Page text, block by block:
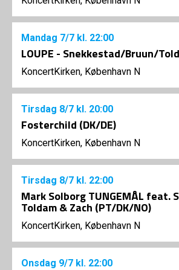
Mandag 7/7 kl. 22:00
LOUPE - Snekkestad/Bruun/
KoncertKirken, København N
Tirsdag 8/7 kl. 20:00
Fosterchild (DK/DE)
KoncertKirken, København N
Tirsdag 8/7 kl. 22:00
Mark Solborg TUNGEMÅL feat.
Toldam & Zach (PT/DK/NO)
KoncertKirken, København N
Onsdag 9/7 kl. 22:00